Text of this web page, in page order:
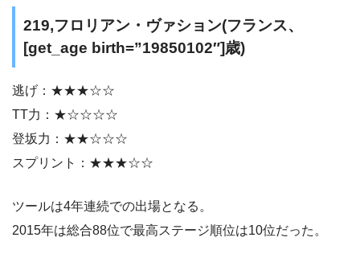
219,フロリアン・ヴァション(フランス、
[get_age birth=”19850102″]歳)
逃げ：★★★☆☆
TT力：★☆☆☆☆
登坂力：★★☆☆☆
スプリント：★★★☆☆
ツールは4年連続での出場となる。
2015年は総合88位で最高ステージ順位は10位だった。